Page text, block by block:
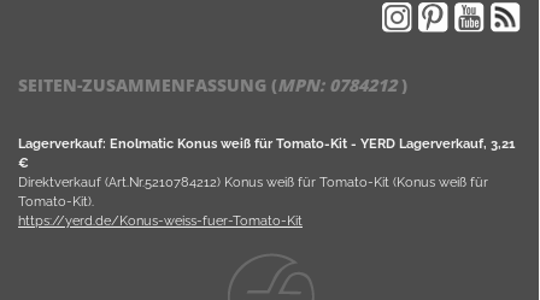
SEITEN-ZUSAMMENFASSUNG (MPN: 0784212)
Lagerverkauf: Enolmatic Konus weiß für Tomato-Kit - YERD Lagerverkauf, 3,21
€
Direktverkauf (Art.Nr.5210784212) Konus weiß für Tomato-Kit (Konus weiß für
Tomato-Kit).
https://yerd.de/Konus-weiss-fuer-Tomato-Kit